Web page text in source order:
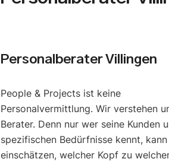
Personalberater Villingen
People & Projects ist keine
Personalvermittlung. Wir verstehen
Berater. Denn nur wer seine Kunden
spezifischen Bedürfnisse kennt, kann
einschätzen, welcher Kopf zu